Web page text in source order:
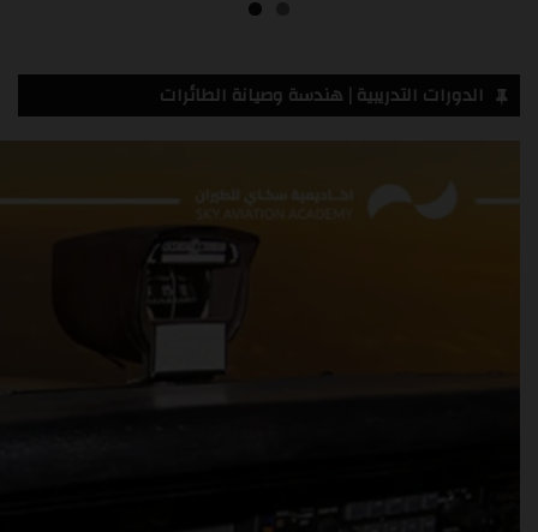
الدورات التدريبية | هندسة وصيانة الطائرات